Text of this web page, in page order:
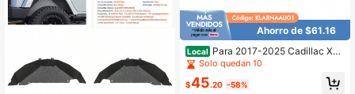
Ahorro de $61.16
Local Para 2017-2025 Cadillac XT5
Panel Interior del Guardabarros Del
antero Izquierdo del Conductor Ter
mo
Solo quedan 10
$45.20 -58%